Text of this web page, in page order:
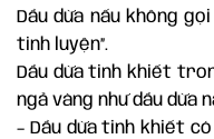
Dầu dừa nấu không
tinh luyện”.
Dầu dừa tinh khiết
ngả vàng như dầu dừa
– Dầu dừa tinh khiết